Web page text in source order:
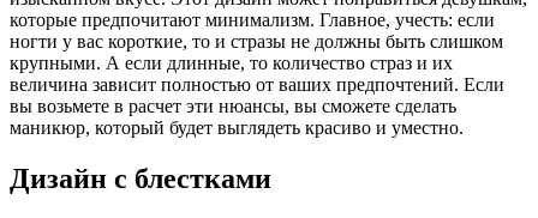
которые предпочитают минимализм. Главное, учесть: если
ногти у вас короткие, то и стразы не должны быть слишком
крупными. А если длинные, то количество страз и их
величина зависит полностью от ваших предпочтений. Если
вы возьмете в расчет эти нюансы, вы сможете сделать
маникюр, который будет выглядеть красиво и уместно.
Дизайн с блестками